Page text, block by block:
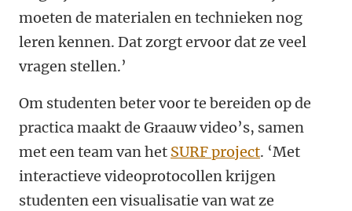
moeten de materialen en technieken nog
leren kennen. Dat zorgt ervoor dat ze veel
vragen stellen.’
Om studenten beter voor te bereiden op de
practica maakt de Graauw video’s, samen
met een team van het SURF project. ‘Met
interactieve videoprotocollen krijgen
studenten een visualisatie van wat ze